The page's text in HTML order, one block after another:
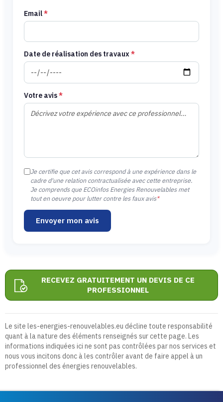
Email*
Date de réalisation des travaux *
Votre avis*
Je certifie que cet avis correspond à une expérience dans le
cadre d'une relation contractualisée avec cette entreprise.
Je comprends que ECOinfos Energies Renouvelables met
tout en oeuvre pour lutter contre les faux avis*
Envoyer mon avis
RECEVEZ GRATUITEMENT UN DEVIS DE CE
PROFESSIONNEL
Le site les-energies-renouvelables.eu décline toute responsabilité
quant à la nature des éléments renseignés sur cette page. Les
informations indiquées ici ne sont pas contrôlées par nos services et
nous vous incitons donc à les contrôler avant de faire appel à un
professionnel des énergies renouvelables.